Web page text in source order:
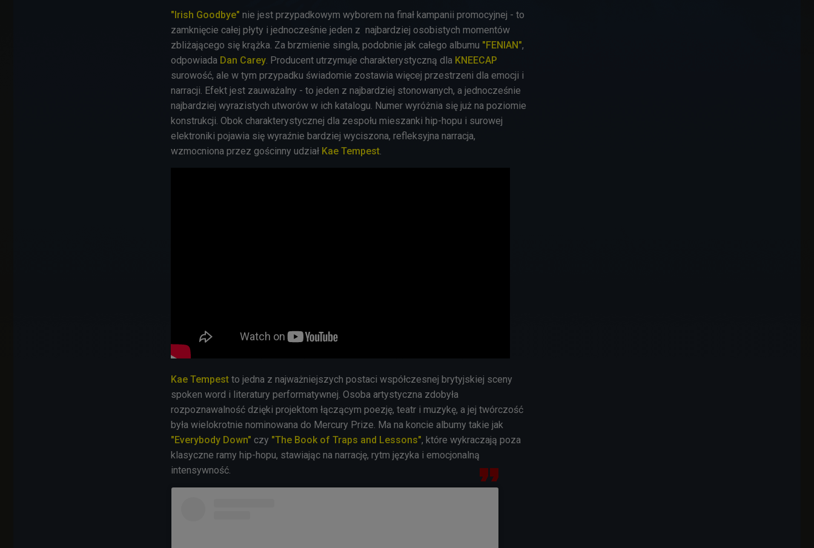
"Irish Goodbye" nie jest przypadkowym wyborem na finał kampanii promocyjnej - to
zamknięcie całej płyty i jednocześnie jeden z najbardziej osobistych momentów
zbliżającego się krążka. Za brzmienie singla, podobnie jak całego albumu "FENIAN",
odpowiada Dan Carey. Producent utrzymuje charakterystyczną dla KNEECAP
surowość, ale w tym przypadku świadomie zostawia więcej przestrzeni dla emocji i
narracji. Efekt jest zauważalny - to jeden z najbardziej stonowanych, a jednocześnie
najbardziej wyrazistych utworów w ich katalogu. Numer wyróżnia się już na poziomie
konstrukcji. Obok charakterystycznej dla zespołu mieszanki hip-hopu i surowej
elektroniki pojawia się wyraźnie bardziej wyciszona, refleksyjna narracja,
wzmocniona przez gościnny udział Kae Tempest.
Kae Tempest to jedna z najważniejszych postaci współczesnej brytyjskiej sceny
spoken word i literatury performatywnej. Osoba artystyczna zdobyła
rozpoznawalność dzięki projektom łączącym poezję, teatr i muzykę, a jej twórczość
była wielokrotnie nominowana do Mercury Prize. Ma na koncie albumy takie jak
"Everybody Down" czy "The Book of Traps and Lessons", które wykraczają poza
klasyczne ramy hip-hopu, stawiając na narrację, rytm języka i emocjonalną
intensywność.